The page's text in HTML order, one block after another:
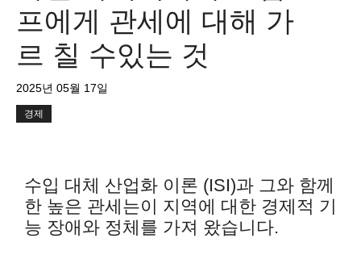
프에게 관세에 대해 가
르 칠 수있는 것
2025년 05월 17일
경제
수입 대체 산업화 이론 (ISI)과 그와 함께
한 높은 관세는이 지역에 대한 경제적 기
능 장애와 정체를 가져 왔습니다.